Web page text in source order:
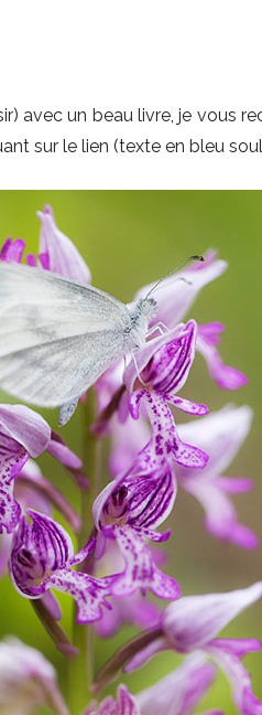
avec un beau livre, je vous
sur le lien (texte en bleu